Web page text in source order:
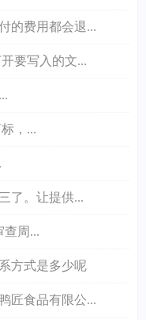
的费用都会退...
要写入的文...
，...
了。让提供...
查周...
方式是多少呢
匠食品有限公...